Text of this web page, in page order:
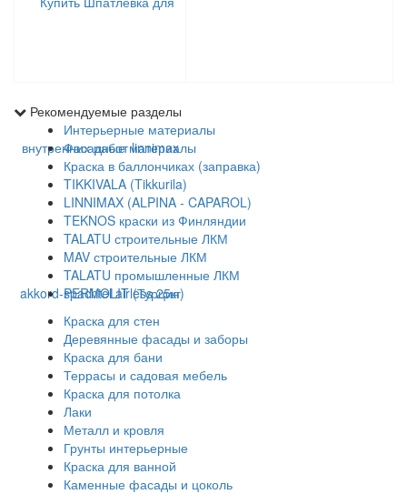
Рекомендуемые разделы
Интерьерные материалы
Фасадные материалы
Краска в баллончиках (заправка)
TIKKIVALA (Tikkurila)
LINNIMAX (ALPINA - CAPAROL)
TEKNOS краски из Финляндии
TALATU строительные ЛКМ
MAV строительные ЛКМ
TALATU промышленные ЛКМ
PERMOLIT (Турция)
Краска для стен
Деревянные фасады и заборы
Краска для бани
Террасы и садовая мебель
Краска для потолка
Лаки
Металл и кровля
Грунты интерьерные
Краска для ванной
Каменные фасады и цоколь